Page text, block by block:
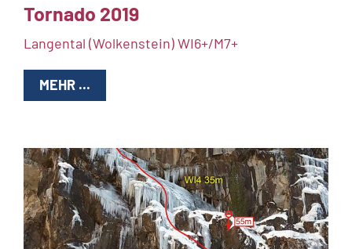
Tornado 2019
Langental (Wolkenstein) WI6+/M7+
MEHR ...